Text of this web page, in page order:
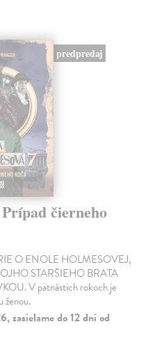
predpredaj
čierneho
O ENOLE HOLMESOVEJ,
STARŠIEHO BRATA
V pätnástich rokoch je
ženou.
zasielame do 12 dní od